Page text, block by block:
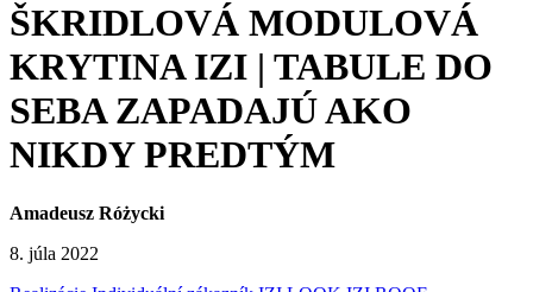
ŠKRIDLOVÁ MODULOVÁ
KRYTINA IZI | TABULE DO
SEBA ZAPADAJÚ AKO
NIKDY PREDTÝM
Amadeusz Różycki
8. júla 2022